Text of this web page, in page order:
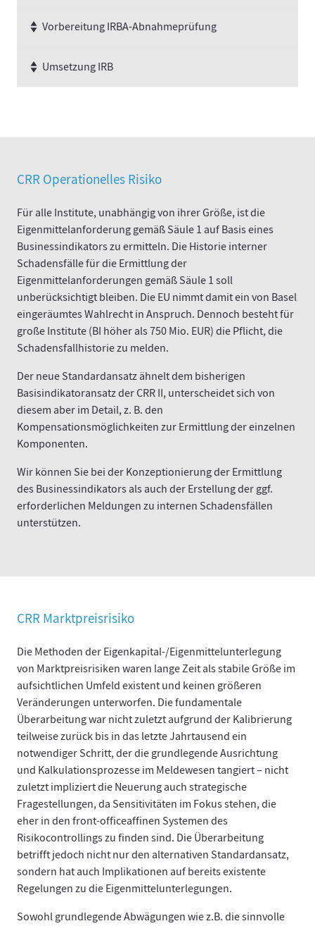
Vorbereitung IRBA-Abnahmeprüfung
Umsetzung IRB
CRR Operationelles Risiko
Für alle Institute, unabhängig von ihrer Größe, ist die
Eigenmittelanforderung gemäß Säule 1 auf Basis eines
Businessindikators zu ermitteln. Die Historie interner
Schadensfälle für die Ermittlung der
Eigenmittelanforderungen gemäß Säule 1 soll
unberücksichtigt bleiben. Die EU nimmt damit ein von Basel
eingeräumtes Wahlrecht in Anspruch. Dennoch besteht für
große Institute (BI höher als 750 Mio. EUR) die Pflicht, die
Schadensfallhistorie zu melden.
Der neue Standardansatz ähnelt dem bisherigen
Basisindikatoransatz der CRR II, unterscheidet sich von
diesem aber im Detail, z. B. den
Kompensationsmöglichkeiten zur Ermittlung der einzelnen
Komponenten.
Wir können Sie bei der Konzeptionierung der Ermittlung
des Businessindikators als auch der Erstellung der ggf.
erforderlichen Meldungen zu internen Schadensfällen
unterstützen.
CRR Marktpreisrisiko
Die Methoden der Eigenkapital-/Eigenmittelunterlegung
von Marktpreisrisiken waren lange Zeit als stabile Größe im
aufsichtlichen Umfeld existent und keinen größeren
Veränderungen unterworfen. Die fundamentale
Überarbeitung war nicht zuletzt aufgrund der Kalibrierung
teilweise zurück bis in das letzte Jahrtausend ein
notwendiger Schritt, der die grundlegende Ausrichtung
und Kalkulationsprozesse im Meldewesen tangiert – nicht
zuletzt impliziert die Neuerung auch strategische
Fragestellungen, da Sensitivitäten im Fokus stehen, die
eher in den front-officeaffinen Systemen des
Risikocontrollings zu finden sind. Die Überarbeitung
betrifft jedoch nicht nur den alternativen Standardansatz,
sondern hat auch Implikationen auf bereits existente
Regelungen zu die Eigenmittelunterlegungen.
Sowohl grundlegende Abwägungen wie z.B. die sinnvolle